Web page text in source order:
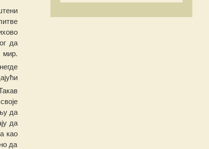
хово
да
мир.
да
да
као
да